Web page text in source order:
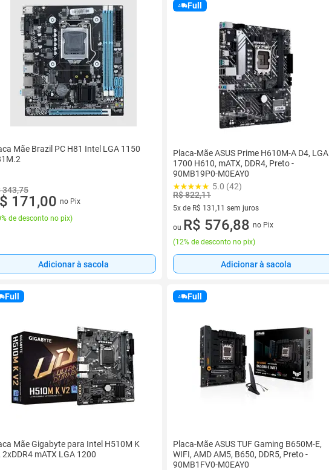
Mãe Brazil PC H81 Intel LGA 1150
343,75
171,00 no Pix
de desconto no pix)
Adicionar à sacola
Full
Placa-Mãe ASUS Prime H610M-A D4, LGA
1700 H610, mATX, DDR4, Preto -
90MB19P0-M0EAY0
5.0 (42)
R$ 822,11
5x de R$ 131,11 sem juros
5 vez de R$ 131,11 sem juros
ou R$ 576,88 no Pix
(12% de desconto no pix)
Adicionar à sacola
Full
Mãe Gigabyte para Intel H510M K
2xDDR4 mATX LGA 1200
Full
Placa-Mãe ASUS TUF Gaming B650M-E,
WIFI, AMD AM5, B650, DDR5, Preto -
90MB1FV0-M0EAY0